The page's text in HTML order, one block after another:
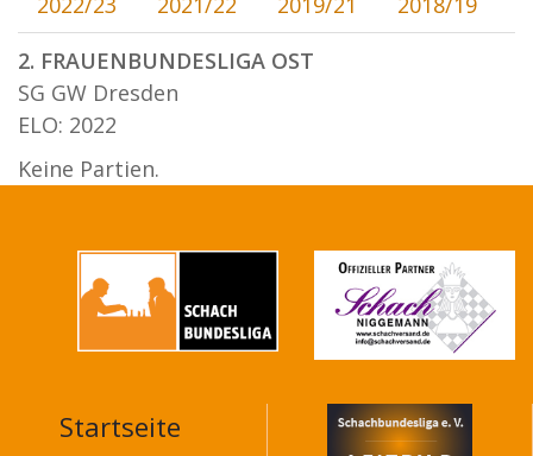
2. FRAUENBUNDESLIGA OST
SG GW Dresden
ELO: 2022
Keine Partien.
MAIN
Startseite